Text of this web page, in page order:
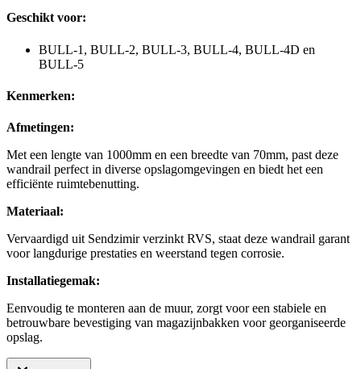
Geschikt voor:
BULL-1, BULL-2, BULL-3, BULL-4, BULL-4D en
BULL-5
Kenmerken:
Afmetingen:
Met een lengte van 1000mm en een breedte van 70mm, past deze
wandrail perfect in diverse opslagomgevingen en biedt het een
efficiënte ruimtebenutting.
Materiaal:
Vervaardigd uit Sendzimir verzinkt RVS, staat deze wandrail garant
voor langdurige prestaties en weerstand tegen corrosie.
Installatiegemak:
Eenvoudig te monteren aan de muur, zorgt voor een stabiele en
betrouwbare bevestiging van magazijnbakken voor georganiseerde
opslag.